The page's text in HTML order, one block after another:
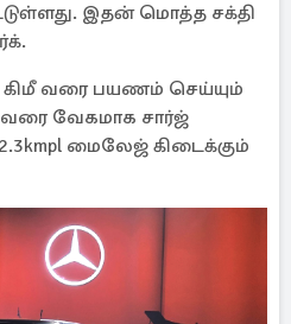
இதன் மொத்த சக்தி
கிமீ வரை பயணம் செய்யும்
வேகமாக சார்ஜ்
மைலேஜ் கிடைக்கும்